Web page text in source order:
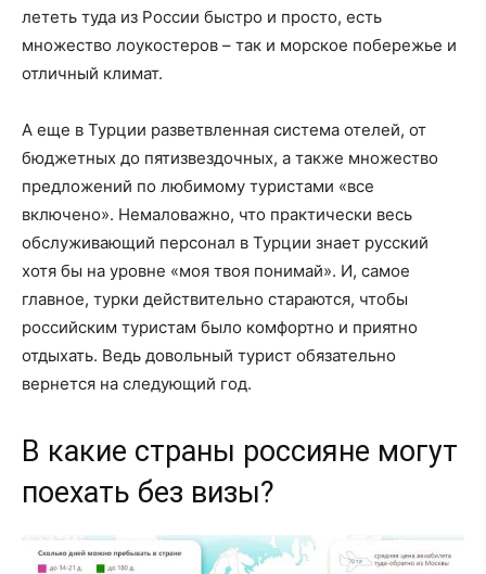
лететь туда из России быстро и просто, есть
множество лоукостеров – так и морское побережье и
отличный климат.
А еще в Турции разветвленная система отелей, от
бюджетных до пятизвездочных, а также множество
предложений по любимому туристами «все
включено». Немаловажно, что практически весь
обслуживающий персонал в Турции знает русский
хотя бы на уровне «моя твоя понимай». И, самое
главное, турки действительно стараются, чтобы
российским туристам было комфортно и приятно
отдыхать. Ведь довольный турист обязательно
вернется на следующий год.
В какие страны россияне могут
поехать без визы?